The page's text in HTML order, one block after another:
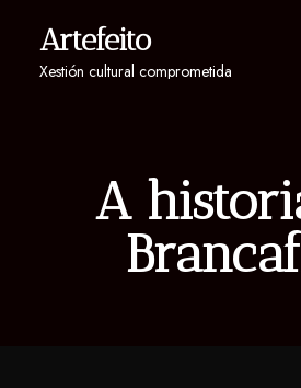
Artefeito
Xestión cultural comprometida
A